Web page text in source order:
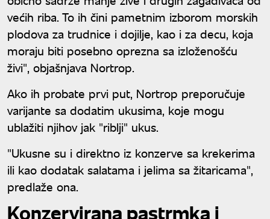
većih riba. To ih čini pametnim izborom morskih
plodova za trudnice i dojilje, kao i za decu, koja
moraju biti posebno oprezna sa izloženošću
živi", objašnjava Nortrop.
Ako ih probate prvi put, Nortrop preporučuje
varijante sa dodatim ukusima, koje mogu
ublažiti njihov jak "riblji" ukus.
"Ukusne su i direktno iz konzerve sa krekerima
ili kao dodatak salatama i jelima sa žitaricama",
predlaže ona.
Konzervirana pastrmka i